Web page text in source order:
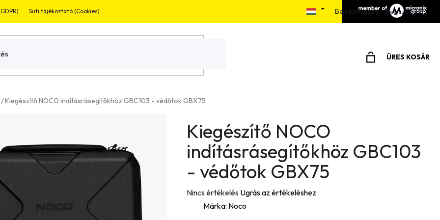
Süti tájékoztató (Cookies) Írjon nekünkBejelentkezés Regisztráció
ÜRES KOSÁR
/Kiegészítő NOCO indításrásegítőkhöz GBC103 - védőtok GBX75
Kiegészítő NOCO
indításrásegítőkhöz GBC103
- védőtok GBX75
A
termék
Nincs értékelés Ugrás az értékeléshez
Márka: Noco